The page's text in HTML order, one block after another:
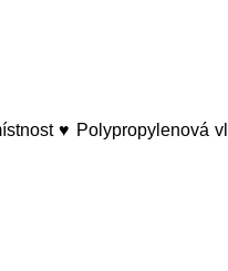
♥ Polypropylenová